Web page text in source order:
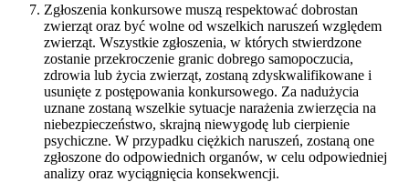
Zgłoszenia konkursowe muszą respektować dobrostan
zwierząt oraz być wolne od wszelkich naruszeń względem
zwierząt. Wszystkie zgłoszenia, w których stwierdzone
zostanie przekroczenie granic dobrego samopoczucia,
zdrowia lub życia zwierząt, zostaną zdyskwalifikowane i
usunięte z postępowania konkursowego. Za nadużycia
uznane zostaną wszelkie sytuacje narażenia zwierzęcia na
niebezpieczeństwo, skrajną niewygodę lub cierpienie
psychiczne. W przypadku ciężkich naruszeń, zostaną one
zgłoszone do odpowiednich organów, w celu odpowiedniej
analizy oraz wyciągnięcia konsekwencji.